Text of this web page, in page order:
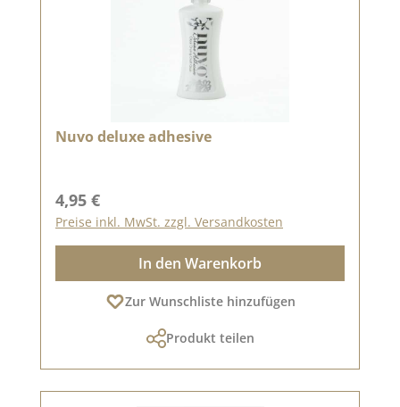
Nuvo deluxe adhesive
Regulärer Preis:
4,95 €
Preise inkl. MwSt. zzgl. Versandkosten
In den Warenkorb
Zur Wunschliste hinzufügen
Produkt teilen